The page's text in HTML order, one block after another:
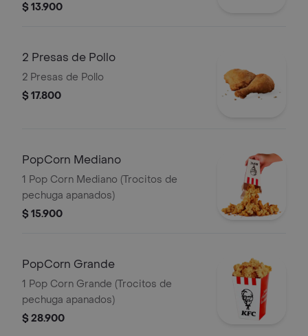
$ 13.900
2 Presas de Pollo
2 Presas de Pollo
$ 17.800
PopCorn Mediano
1 Pop Corn Mediano (Trocitos de
pechuga apanados)
$ 15.900
PopCorn Grande
1 Pop Corn Grande (Trocitos de
pechuga apanados)
$ 28.900